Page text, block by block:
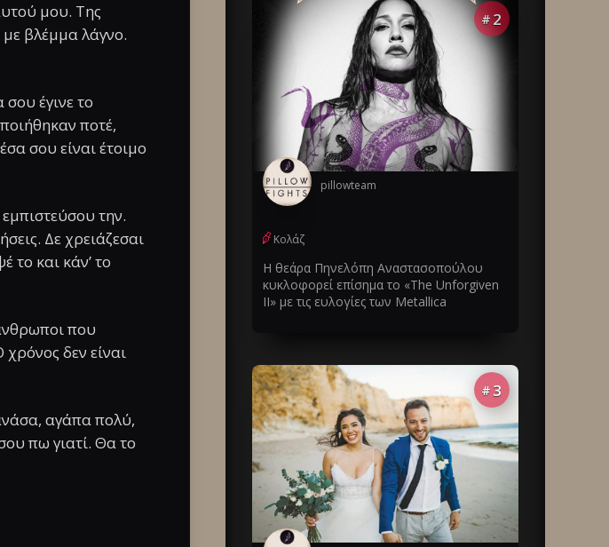
μου. Της
βλέμμα λάγνο.
έγινε το
ποτέ,
σου είναι έτοιμο
την.
Δε χρειάζεσαι
το και κάν’ το
που
δεν είναι
αγάπα πολύ,
πω γιατί. Θα το
# 2
pillowteam
Κολάζ
Η θεάρα Πηνελόπη Αναστασοπούλου
κυκλοφορεί επίσημα το «The Unforgiven
II» με τις ευλογίες των Metallica
# 3